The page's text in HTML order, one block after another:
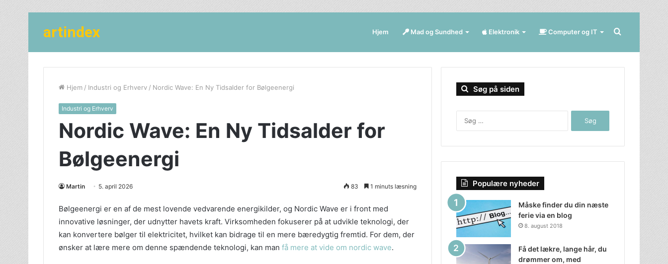
artindex Hjem Mad og Sundhed Elektronik Computer og IT Søg
efter
Hjem / Industri og Erhverv / Nordic Wave: En Ny Tidsalder for Bølgeenergi
Industri og Erhverv
Nordic Wave: En Ny Tidsalder for
Bølgeenergi
Martin 5. april 2026 83 1 minuts læsning
Bølgeenergi er en af de mest lovende vedvarende energikilder, og Nordic Wave er i front med
innovative løsninger, der udnytter havets kraft. Virksomheden fokuserer på at udvikle teknologi, der
kan konvertere bølger til elektricitet, hvilket kan bidrage til en mere bæredygtig fremtid. For dem, der
ønsker at lære mere om denne spændende teknologi, kan man få mere at vide om nordic wave.
Søg på siden
Populære nyheder
Måske finder du din næste
ferie via en blog
8. august 2018
Få det lækre, lange hår, du
drømmer om, med